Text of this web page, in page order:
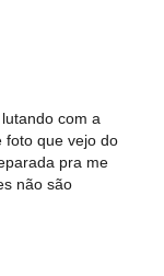
com a
foto que vejo do
pra me
não são